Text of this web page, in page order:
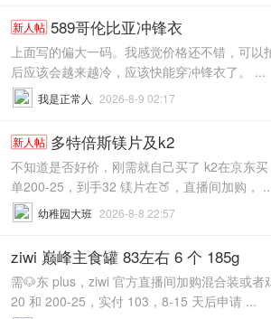
新人帖 589哥伦比亚冲锋衣
上面写的偏大一码。我感觉价格还不错，可以
后应该会越来越冷，应该快能穿冲锋衣了。 ...
我是正常人 2026-8-9 02:17
新人帖 多特倍斯镁片及k2
不知道是否好价，刚需就自己买了 k2在京东
单200-25，到手32 镁片在🍑，直播间加购，
幼稚园大班 2026-8-8 22:57
ziwi 巅峰主食罐 83左右 6 个 185g
需🐶东 plus，ziwi 官方直播间加购混合装或者
20 和 200-25，实付 103，8-15 天后申请 ...